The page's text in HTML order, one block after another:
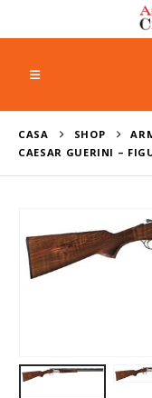
CASA SHOP
CAESAR GUERINI –